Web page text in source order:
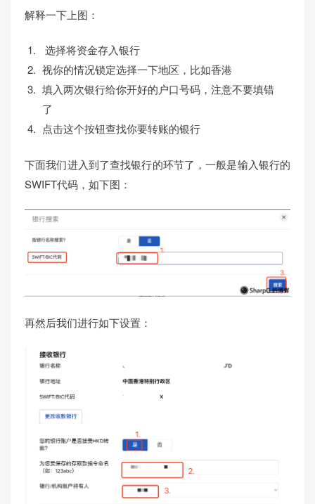
解释一下上图：
选择将资金存入银行
视你的情况锁定选择一下地区，比如香港
填入两次银行给你开好的户口号码，注意不要填错
了
点击这个按钮查找你要转账的银行
下面我们进入到了查找银行的环节了，一般是输入银行的
SWIFT代码，如下图：
再然后我们进行如下设置：